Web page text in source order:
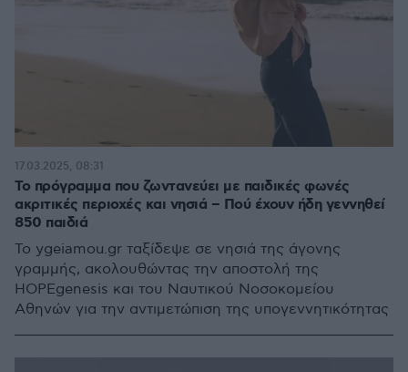
Το πρόγραμμα που ζωντανεύει με παιδικές φωνές
ακριτικές περιοχές και νησιά – Πού έχουν ήδη γεννηθεί
850 παιδιά
Το ygeiamou.gr ταξίδεψε σε νησιά της άγονης
γραμμής, ακολουθώντας την αποστολή της
HOPEgenesis και του Ναυτικού Νοσοκομείου
Αθηνών για την αντιμετώπιση της υπογεννητικότητας
17.03.2025, 08:31